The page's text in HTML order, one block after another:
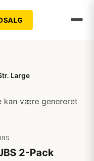
Large
kan være genereret
2-Pack